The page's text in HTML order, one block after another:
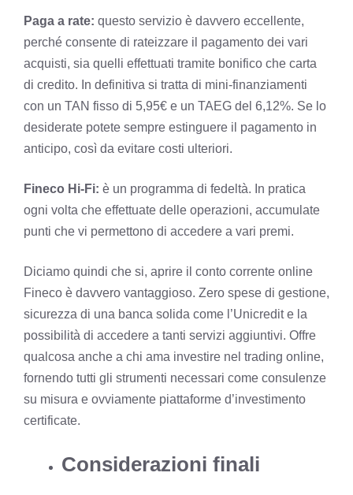
Paga a rate: questo servizio è davvero eccellente,
perché consente di rateizzare il pagamento dei vari
acquisti, sia quelli effettuati tramite bonifico che carta
di credito. In definitiva si tratta di mini-finanziamenti
con un TAN fisso di 5,95€ e un TAEG del 6,12%. Se lo
desiderate potete sempre estinguere il pagamento in
anticipo, così da evitare costi ulteriori.
Fineco Hi-Fi: è un programma di fedeltà. In pratica
ogni volta che effettuate delle operazioni, accumulate
punti che vi permettono di accedere a vari premi.
Diciamo quindi che si, aprire il conto corrente online
Fineco è davvero vantaggioso. Zero spese di gestione,
sicurezza di una banca solida come l’Unicredit e la
possibilità di accedere a tanti servizi aggiuntivi. Offre
qualcosa anche a chi ama investire nel trading online,
fornendo tutti gli strumenti necessari come consulenze
su misura e ovviamente piattaforme d’investimento
certificate.
Considerazioni finali